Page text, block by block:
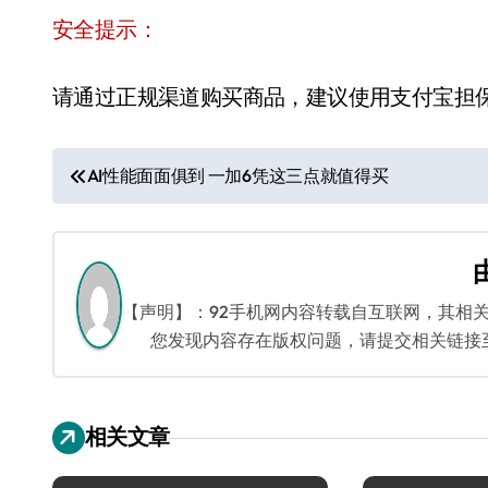
安全提示：
请通过正规渠道购买商品，建议使用支付宝担
文
章
导
航
AI性能面面俱到 一加6凭这三点就值得买
【声明】：92手机网内容转载自互联网，其相
您发现内容存在版权问题，请提交相关链
相关文章